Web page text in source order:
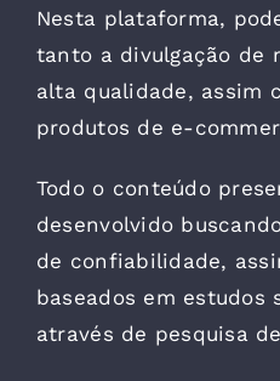
Nesta plataforma,
tanto a divulgação de
alta qualidade, assim
produtos de e-
Todo o conteúdo
desenvolvido
de confiabilidade,
baseados em estudos
através de pesquisa